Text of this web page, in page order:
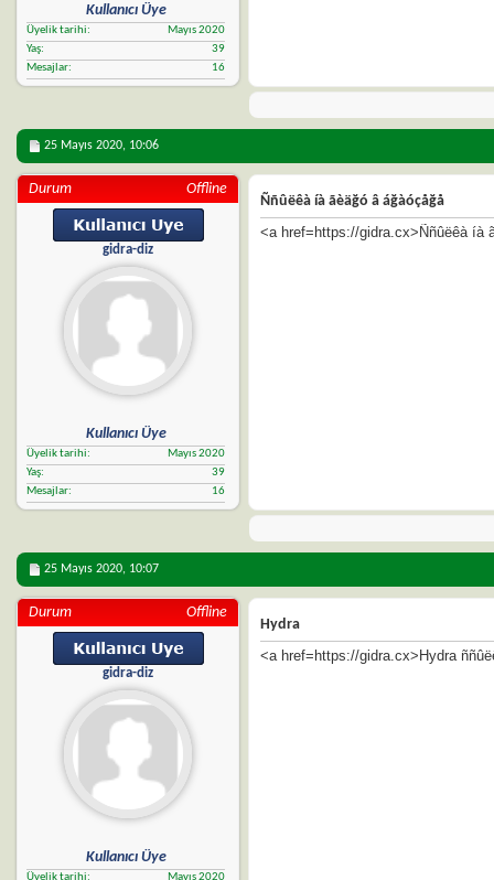
Kullanıcı Üye
Üyelik tarihi
Mayıs 2020
Yaş
39
Mesajlar
16
25 Mayıs 2020, 10:06
Durum Offline
gidra-diz
Kullanıcı Üye
Üyelik tarihi
Mayıs 2020
Yaş
39
Mesajlar
16
Ññûëêà íà ãèäğó â áğàóçåğå
<a href=https://gidra.cx>Ññûëêà íà
25 Mayıs 2020, 10:07
Durum Offline
gidra-diz
Kullanıcı Üye
Hydra
<a href=https://gidra.cx>Hydra